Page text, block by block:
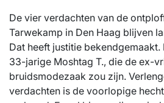
De vier verdachten van de
Tarwekamp in Den Haag blijven
Dat heeft justitie bekendgemaakt.
33-jarige Moshtag T., die de ex-
bruidsmodezaak zou zijn.
verdachten is de voorlopige